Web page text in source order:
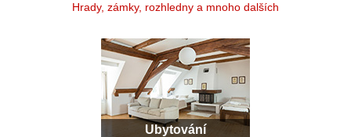
Hrady, zámky, rozhledny a mnoho dalších
Ubytování